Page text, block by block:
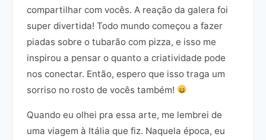
compartilhar com vocês. A reação da galera foi
super divertida! Todo mundo começou a fazer
piadas sobre o tubarão com pizza, e isso me
inspirou a pensar o quanto a criatividade pode
nos conectar. Então, espero que isso traga um
sorriso no rosto de vocês também!
Quando eu olhei pra essa arte, me lembrei de
uma viagem à Itália que fiz. Naquela época, eu